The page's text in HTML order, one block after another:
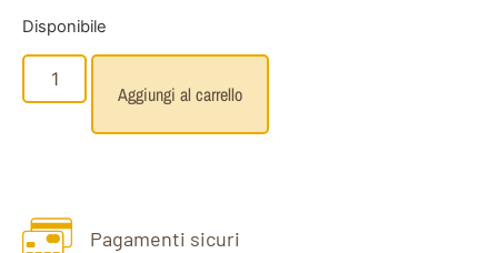
Disponibile
Aggiungi al carrello
Pagamenti sicuri